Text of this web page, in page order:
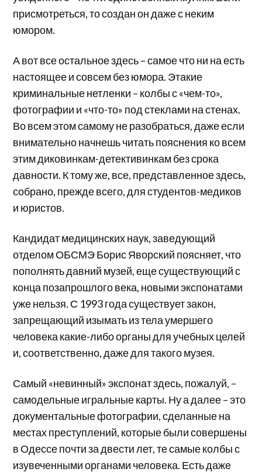
присмотреться, то создан он даже с неким
юмором.
А вот все остальное здесь – самое что ни на есть
настоящее и совсем без юмора. Этакие
криминальные нетленки – колбы с «чем-то»,
фотографии и «что-то» под стеклами на стенах.
Во всем этом самому не разобраться, даже если
внимательно начнешь читать пояснения ко всем
этим диковинкам-детективинкам без срока
давности. К тому же, все, представленное здесь,
собрано, прежде всего, для студентов-медиков
и юристов.
Кандидат медицинских наук, заведующий
отделом ОБСМЭ Борис Яворский поясняет, что
пополнять давний музей, еще существующий с
конца позапрошлого века, новыми экспонатами
уже нельзя. С 1993 года существует закон,
запрещающий изымать из тела умершего
человека какие-либо органы для учебных целей
и, соответственно, даже для такого музея.
Самый «невинный» экспонат здесь, пожалуй, –
самодельные игральные карты. Ну а далее – это
документальные фотографии, сделанные на
местах преступлений, которые были совершены
в Одессе почти за двести лет, те самые колбы с
изувеченными органами человека. Есть даже